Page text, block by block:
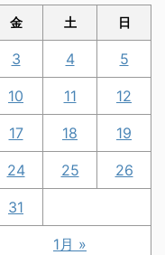
金 土 日
1月 »
3 4 5
10 11 12
17 18 19
24 25 26
31